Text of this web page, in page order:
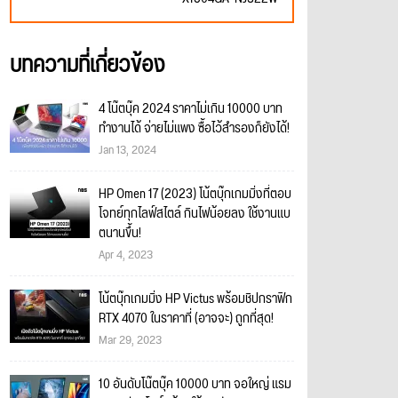
บทความที่เกี่ยวข้อง
4 โน๊ตบุ๊ค 2024 ราคาไม่เกิน 10000 บาท
ทำงานได้ จ่ายไม่แพง ซื้อไว้สำรองก็ยังได้!
Jan 13, 2024
HP Omen 17 (2023) โน้ตบุ๊กเกมมิ่งที่ตอบ
โจทย์ทุกไลฟ์สไตล์ กินไฟน้อยลง ใช้งานแบ
ตนานขึ้น!
Apr 4, 2023
โน้ตบุ๊กเกมมิ่ง HP Victus พร้อมชิปกราฟิก
RTX 4070 ในราคาที่ (อาจจะ) ถูกที่สุด!
Mar 29, 2023
10 อันดับโน๊ตบุ๊ค 10000 บาท จอใหญ่ แรม